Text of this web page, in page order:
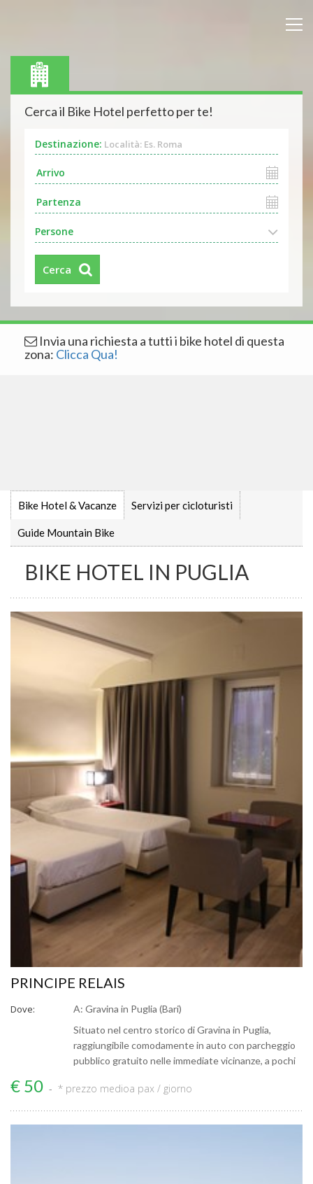
Cerca il Bike Hotel perfetto per te!
Destinazione: Località: Es. Roma
Persone
Cerca
Invia una richiesta a tutti i bike hotel di questa
zona: Clicca Qua!
Bike Hotel & Vacanze Servizi per cicloturisti
Guide Mountain Bike
BIKE HOTEL IN PUGLIA
PRINCIPE RELAIS
Dove:
A: Gravina in Puglia (Bari)
Situato nel centro storico di Gravina in Puglia,
raggiungibile comodamente in auto con parcheggio
pubblico gratuito nelle immediate vicinanze, a pochi
€ 50 * prezzo medioa pax / giorno